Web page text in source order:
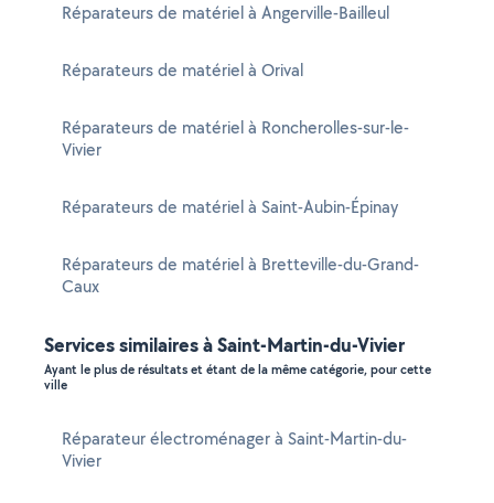
Réparateurs de matériel à Angerville-Bailleul
Réparateurs de matériel à Orival
Réparateurs de matériel à Roncherolles-sur-le-
Vivier
Réparateurs de matériel à Saint-Aubin-Épinay
Réparateurs de matériel à Bretteville-du-Grand-
Caux
Services similaires à Saint-Martin-du-Vivier
Ayant le plus de résultats et étant de la même catégorie, pour cette
ville
Réparateur électroménager à Saint-Martin-du-
Vivier